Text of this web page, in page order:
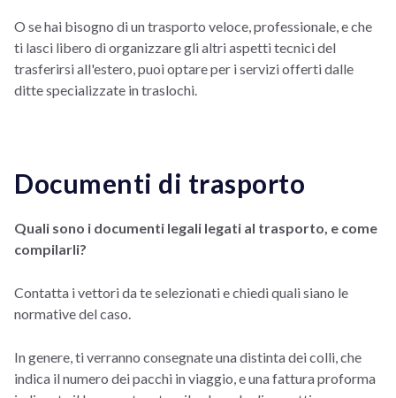
O se hai bisogno di un trasporto veloce, professionale, e che
ti lasci libero di organizzare gli altri aspetti tecnici del
trasferirsi all'estero, puoi optare per i servizi offerti dalle
ditte specializzate in traslochi.
Documenti di trasporto
Quali sono i documenti legali legati al trasporto, e come
compilarli?
Contatta i vettori da te selezionati e chiedi quali siano le
normative del caso.
In genere, ti verranno consegnate una distinta dei colli, che
indica il numero dei pacchi in viaggio, e una fattura proforma